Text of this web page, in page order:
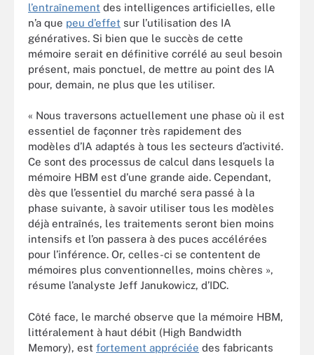
l’entraînement des intelligences artificielles, elle
n’a que peu d’effet sur l’utilisation des IA
génératives. Si bien que le succès de cette
mémoire serait en définitive corrélé au seul besoin
présent, mais ponctuel, de mettre au point des IA
pour, demain, ne plus que les utiliser.
« Nous traversons actuellement une phase où il est
essentiel de façonner très rapidement des
modèles d’IA adaptés à tous les secteurs d’activité.
Ce sont des processus de calcul dans lesquels la
mémoire HBM est d’une grande aide. Cependant,
dès que l’essentiel du marché sera passé à la
phase suivante, à savoir utiliser tous les modèles
déjà entraînés, les traitements seront bien moins
intensifs et l’on passera à des puces accélérées
pour l’inférence. Or, celles-ci se contentent de
mémoires plus conventionnelles, moins chères »,
résume l’analyste Jeff Janukowicz, d’IDC.
Côté face, le marché observe que la mémoire HBM,
littéralement à haut débit (High Bandwidth
Memory), est fortement appréciée des fabricants